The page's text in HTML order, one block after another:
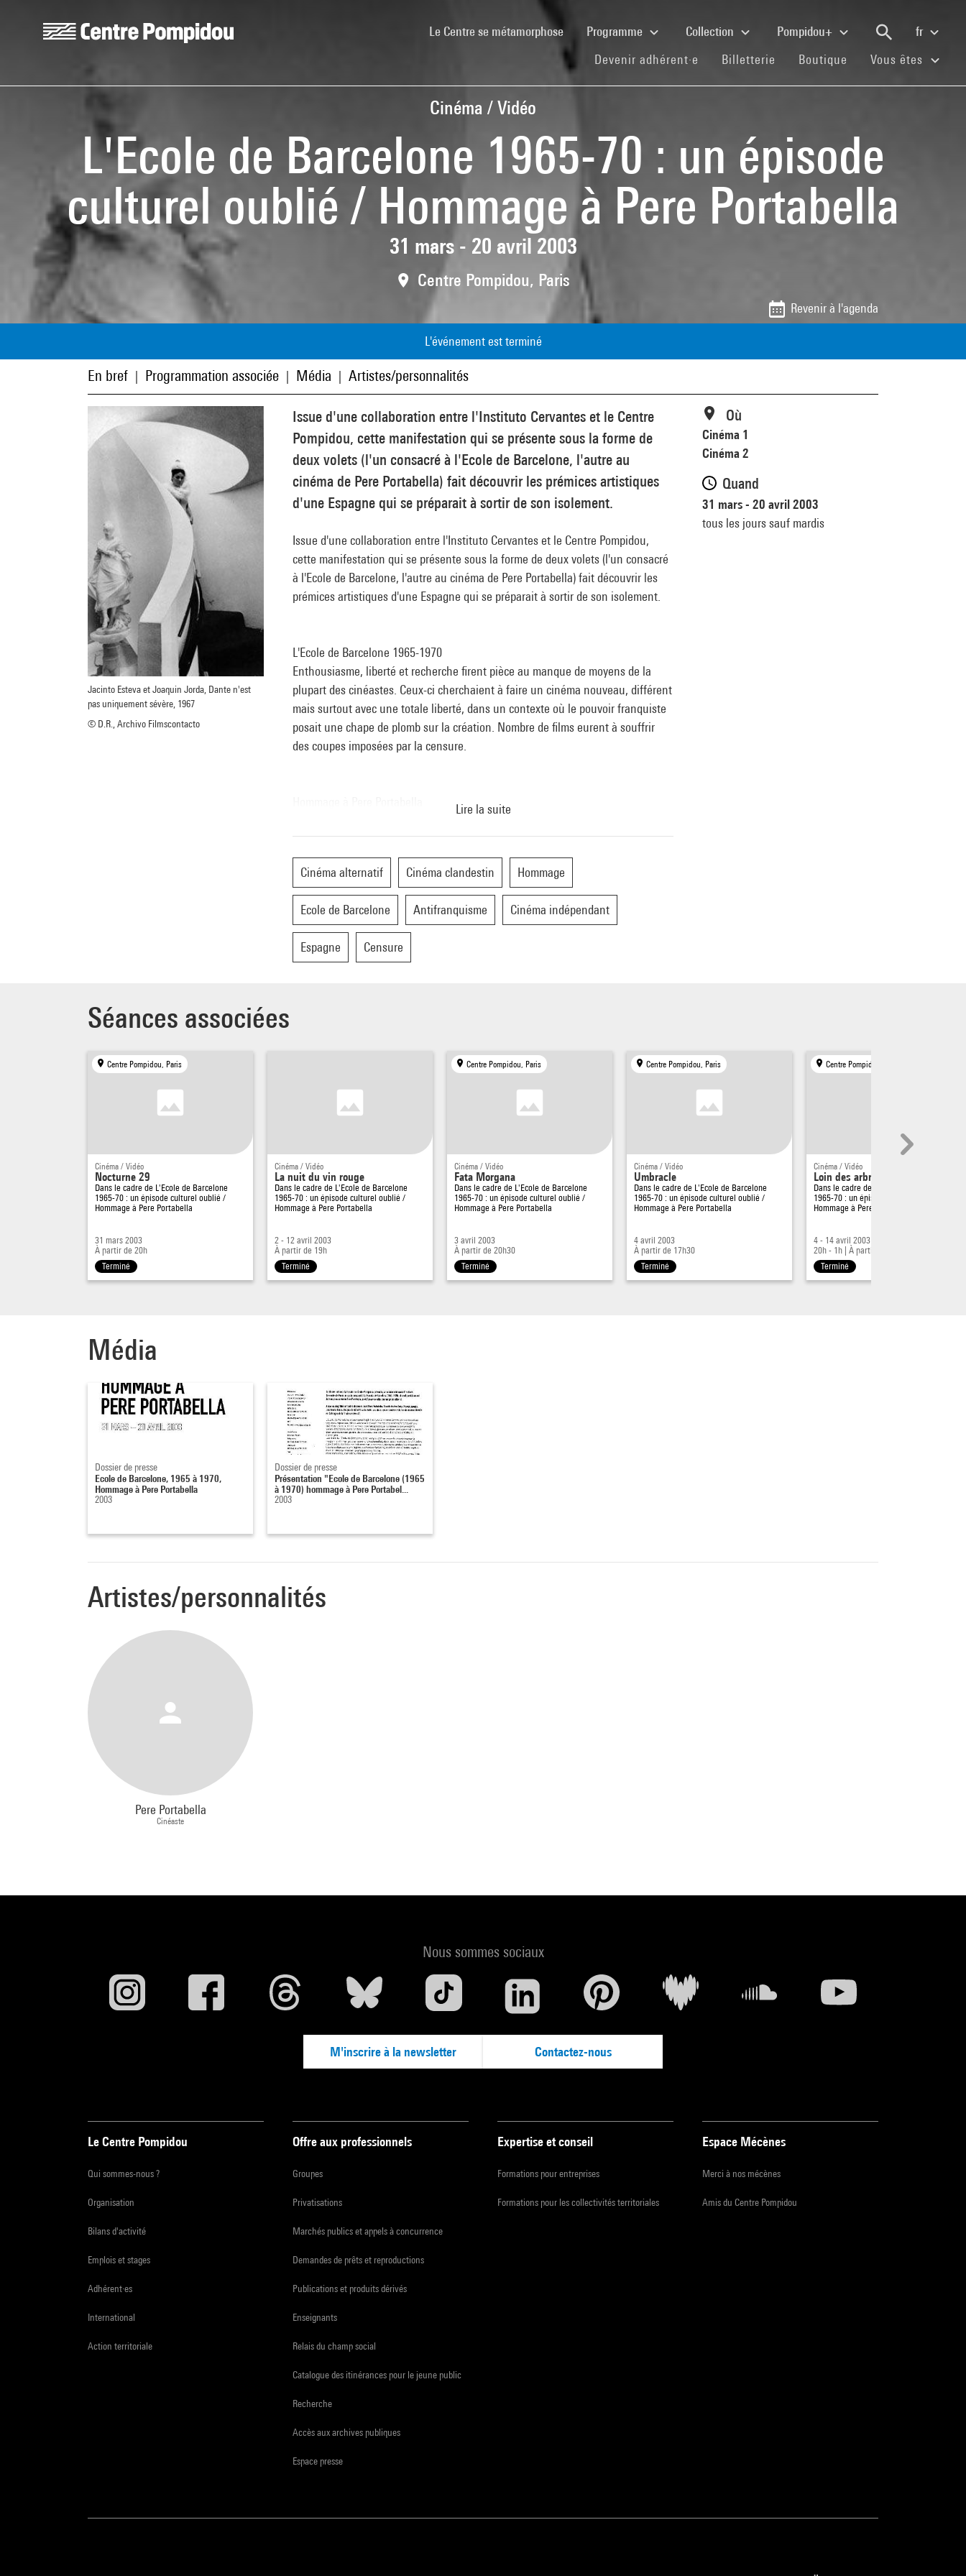
Le Centre se métamorphose(current)Programme Collection Pompidou+
fr
Devenir adhérent·e (current)
Billetterie (current)
Boutique (current)
Vous êtes
Cinéma / Vidéo
L'Ecole de Barcelone 1965-70 : un épisode
culturel oublié / Hommage à Pere Portabella
31 mars - 20 avril 2003
Centre Pompidou, Paris
Revenir à l'agenda
L'événement est terminé
En bref Programmation associée Média Artistes/personnalités
Jacinto Esteva et Joaquin Jorda, Dante n'est
pas uniquement sévère, 1967
© D.R., Archivo Filmscontacto
Issue d'une collaboration entre l'Instituto Cervantes et le Centre
Pompidou, cette manifestation qui se présente sous la forme de
deux volets (l'un consacré à l'Ecole de Barcelone, l'autre au
cinéma de Pere Portabella) fait découvrir les prémices artistiques
d'une Espagne qui se préparait à sortir de son isolement.
Issue d'une collaboration entre l'Instituto Cervantes et le Centre Pompidou,
cette manifestation qui se présente sous la forme de deux volets (l'un consacré
à l'Ecole de Barcelone, l'autre au cinéma de Pere Portabella) fait découvrir les
prémices artistiques d'une Espagne qui se préparait à sortir de son isolement.
L'Ecole de Barcelone 1965-1970
Enthousiasme, liberté et recherche firent pièce au manque de moyens de la
plupart des cinéastes. Ceux-ci cherchaient à faire un cinéma nouveau, différent
mais surtout avec une totale liberté, dans un contexte où le pouvoir franquiste
posait une chape de plomb sur la création. Nombre de films eurent à souffrir
des coupes imposées par la censure.
réalisateur et d'acteur de la vie politique. Il est une figure-clé du développement
d'un cinéma indépendant, alternatif et clandestin dans la première moitié des
années 70, lié de manière inextricable à une opposition politique
antifranquiste.
Lire la suite
Cinéma alternatif Cinéma clandestin Hommage
Ecole de Barcelone Antifranquisme Cinéma indépendant
Espagne Censure
Où
Cinéma 1
Cinéma 2
Quand
31 mars - 20 avril 2003
tous les jours sauf mardis
Séances associées
Centre Pompidou, Paris
Cinéma / Vidéo
Nocturne 29
Dans le cadre de L'Ecole de Barcelone
1965-70 : un épisode culturel oublié /
Hommage à Pere Portabella
31 mars 2003
À partir de 20h
Terminé
Cinéma / Vidéo
La nuit du vin rouge
Dans le cadre de L'Ecole de Barcelone
1965-70 : un épisode culturel oublié /
Hommage à Pere Portabella
2 - 12 avril 2003
À partir de 19h
Terminé
Centre Pompidou, Paris
Cinéma / Vidéo
Fata Morgana
Dans le cadre de L'Ecole de Barcelone
1965-70 : un épisode culturel oublié /
Hommage à Pere Portabella
3 avril 2003
À partir de 20h30
Terminé
Centre Pompidou, Paris
Cinéma / Vidéo
Umbracle
Dans le cadre de L'Ecole de Barcelone
1965-70 : un épisode culturel oublié /
Hommage à Pere Portabella
4 avril 2003
À partir de 17h30
Terminé
Centre Pompidou, Paris
Cinéma / Vidéo
Loin des arbres
Dans le cadre de
1965-70 : un épisode culturel oublié /
Hommage à Pere Portabella
4 - 14 avril 2003
20h - 1h À partir de 19h
Terminé
Média
Dossier de presse
Ecole de Barcelone, 1965 à 1970,
Hommage à Pere Portabella
2003
Dossier de presse
Présentation "Ecole de Barcelone (1965
à 1970) hommage à Pere Portabel...
2003
Artistes/personnalités
Pere Portabella
Cinéaste
Nous sommes sociaux
M'inscrire à la newsletter Contactez-nous
Le Centre Pompidou
Qui sommes-nous ?
Organisation
Bilans d'activité
Emplois et stages
Adhérent·es
International
Action territoriale
Offre aux professionnels
Groupes
Privatisations
Marchés publics et appels à concurrence
Demandes de prêts et reproductions
Publications et produits dérivés
Enseignants
Relais du champ social
Catalogue des itinérances pour le jeune public
Recherche
Accès aux archives publiques
Espace presse
Expertise et conseil
Formations pour entreprises
Formations pour les collectivités territoriales
Espace Mécènes
Merci à nos mécènes
Amis du Centre Pompidou